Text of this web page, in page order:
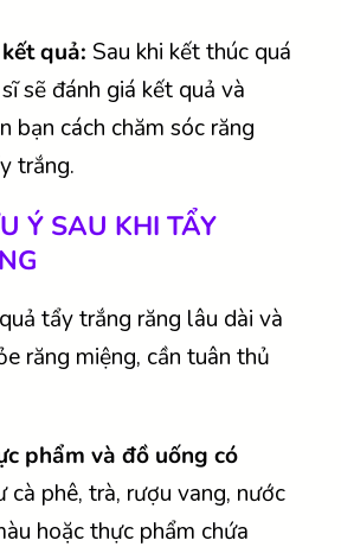
quả: Sau khi kết thúc quá
sẽ đánh giá kết quả và
bạn cách chăm sóc răng
trắng.
Ý SAU KHI TẨY
tẩy trắng răng lâu dài và
răng miệng, cần tuân thủ
phẩm và đồ uống có
cà phê, trà, rượu vang, nước
hoặc thực phẩm chứa